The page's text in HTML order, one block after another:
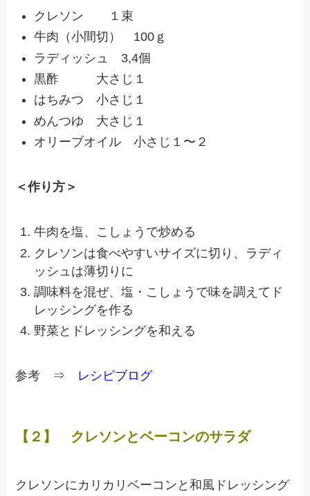
クレソン １束
牛肉（小間切） 100ｇ
ラディッシュ 3,4個
黒酢 大さじ１
はちみつ 小さじ１
めんつゆ 大さじ１
オリーブオイル 小さじ１〜２
＜作り方＞
牛肉を塩、こしょうで炒める
クレソンは食べやすいサイズに切り、ラディ
ッシュは薄切りに
調味料を混ぜ、塩・こしょうで味を調えてド
レッシングを作る
野菜とドレッシングを和える
参考 ⇒ レシピブログ
【２】 クレソンとベーコンのサラダ
クレソンにカリカリベーコンと和風ドレッシング